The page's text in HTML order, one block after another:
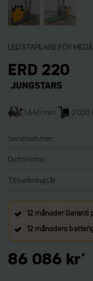
LEDSTAPLARE FÖR
ERD 220
1.660 mm 2.000
Serienummer
Drifttimmar
Tillverkningsår
12 månader Garanti
12 månaders
86 086 kr